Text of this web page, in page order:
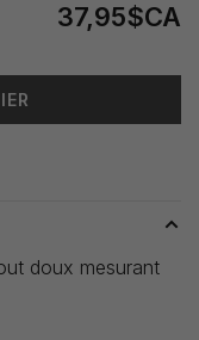
37,95$CA
doux mesurant